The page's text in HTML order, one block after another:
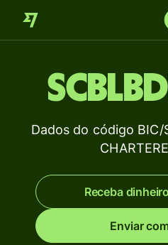
Dados do código BIC/
Receba
Enviar